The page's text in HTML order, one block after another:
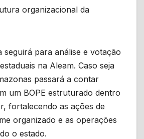
organizacional da
seguirá para análise e votação
na Aleam. Caso seja
passará a contar
um BOPE estruturado dentro
fortalecendo as ações de
organizado e as operações
o estado.